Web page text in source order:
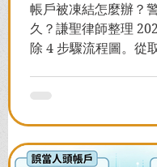
帳戶被凍結怎麼辦？
久？謙聖律師整理
除 4 步驟流程圖。從